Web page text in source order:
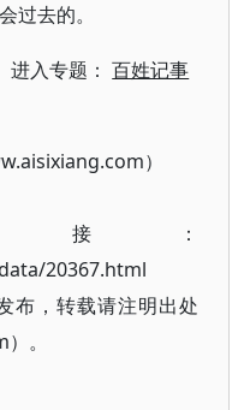
过去的。
入专题：百姓记事
）
接：
20367.html
布，转载请注明出处
。